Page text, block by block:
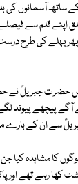
ساتھ آسمانوں کی
اپنے قلم سے
پہلے کی طرح درست
حضرت جبریلؑ نے
آگے پیچھے پیوند
ان کے بارے میں
کا مشاہدہ کیا
کھا رہے تھے اور